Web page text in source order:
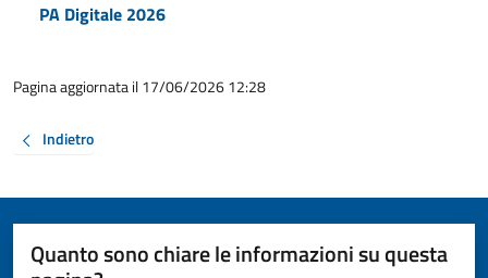
PA Digitale 2026
Pagina aggiornata il 17/06/2026 12:28
Indietro
Quanto sono chiare le informazioni su questa